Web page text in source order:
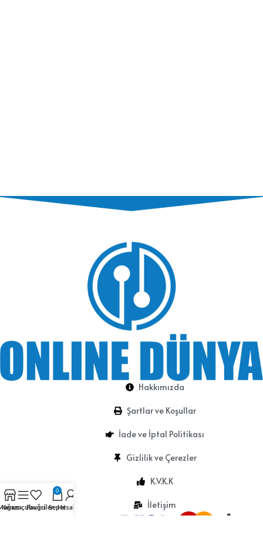
Hakkımızda
Şartlar ve Koşullar
İade ve İptal Politikası
Gizlilik ve Çerezler
K.V.K.K
İletişim
Kenar çubuğu
Favoriler
0
SepetHesabım